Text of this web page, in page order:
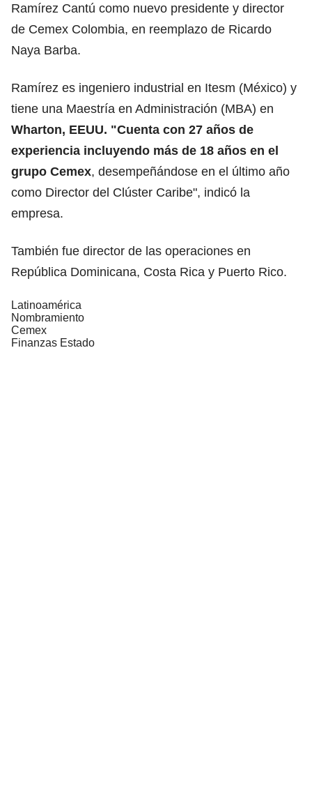
Ramírez Cantú como nuevo presidente y director
de Cemex Colombia, en reemplazo de Ricardo
Naya Barba.
Ramírez es ingeniero industrial en Itesm (México) y
tiene una Maestría en Administración (MBA) en
Wharton, EEUU. "Cuenta con 27 años de
experiencia incluyendo más de 18 años en el
grupo Cemex, desempeñándose en el último año
como Director del Clúster Caribe", indicó la
empresa.
También fue director de las operaciones en
República Dominicana, Costa Rica y Puerto Rico.
Latinoamérica
Nombramiento
Cemex
Finanzas Estado